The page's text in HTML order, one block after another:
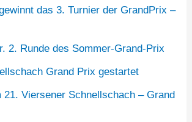
das 3. Turnier der GrandPrix –
2. Runde des Sommer-Grand-Prix
Grand Prix gestartet
21. Viersener Schnellschach – Grand